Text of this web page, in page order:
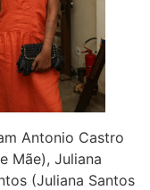
Antonio Castro
Mãe), Juliana
(Juliana Santos